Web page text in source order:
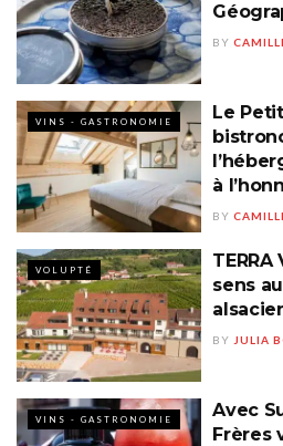
BY
VINS - GASTRONOMIE
Le
à
BY
VOLUPTÉ
TERRA
sens
BY JULIA
VINS - GASTRONOMIE
Avec
Frères